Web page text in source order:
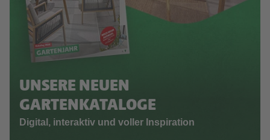
UNSERE NEUEN
GARTENKATALOGE
Digital, interaktiv und voller Inspiration